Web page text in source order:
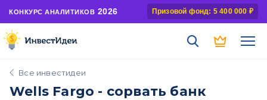
КОНКУРС АНАЛИТИКОВ 2026 Призовой фонд: 5 400 000 ₽
Все инвестидеи
Wells Fargo - сорвать банк